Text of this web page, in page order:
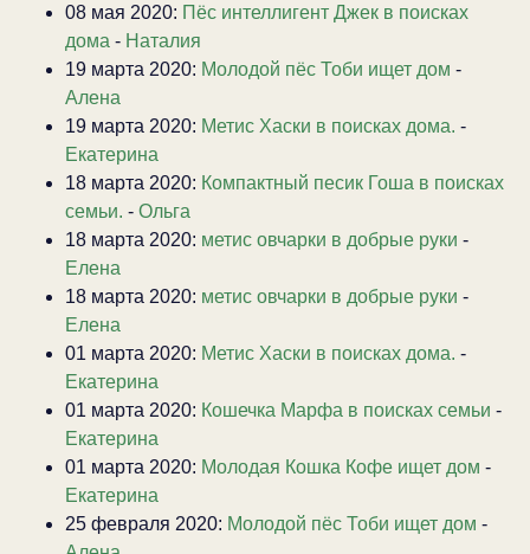
08 мая 2020: Пёс интеллигент Джек в поисках
дома - Наталия
19 марта 2020: Молодой пёс Тоби ищет дом -
Алена
19 марта 2020: Метис Хаски в поисках дома. -
Екатерина
18 марта 2020: Компактный песик Гоша в поисках
семьи. - Ольга
18 марта 2020: метис овчарки в добрые руки -
Елена
18 марта 2020: метис овчарки в добрые руки -
Елена
01 марта 2020: Метис Хаски в поисках дома. -
Екатерина
01 марта 2020: Кошечка Марфа в поисках семьи -
Екатерина
01 марта 2020: Молодая Кошка Кофе ищет дом -
Екатерина
25 февраля 2020: Молодой пёс Тоби ищет дом -